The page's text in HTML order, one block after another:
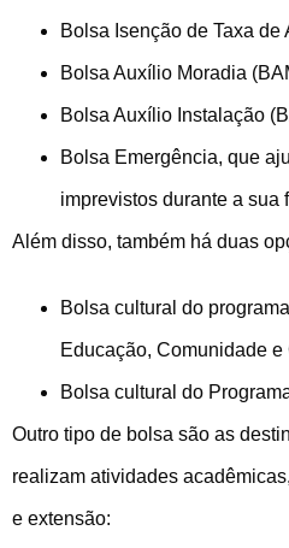
Bolsa Isenção de Taxa de
Bolsa Auxílio Moradia
Bolsa Auxílio Instalação
Bolsa Emergência, que
imprevistos durante a sua
Além disso, também há duas
Bolsa cultural do
Educação, Comunidade e
Bolsa cultural do
Outro tipo de bolsa são as
realizam atividades
e extensão: